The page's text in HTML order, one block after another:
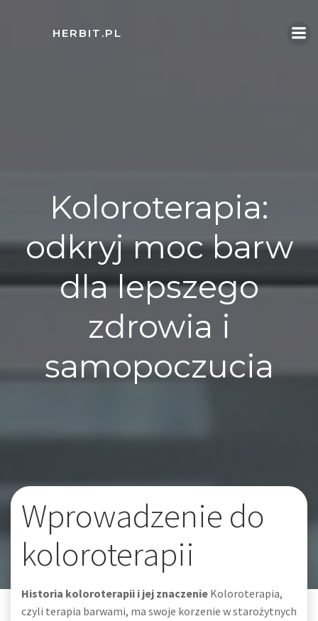
HERBIT.PL
Koloroterapia:
odkryj moc barw
dla lepszego
zdrowia i
samopoczucia
Wprowadzenie do
koloroterapii
Historia koloroterapii i jej znaczenie Koloroterapia,
czyli terapia barwami, ma swoje korzenie w starożytnych